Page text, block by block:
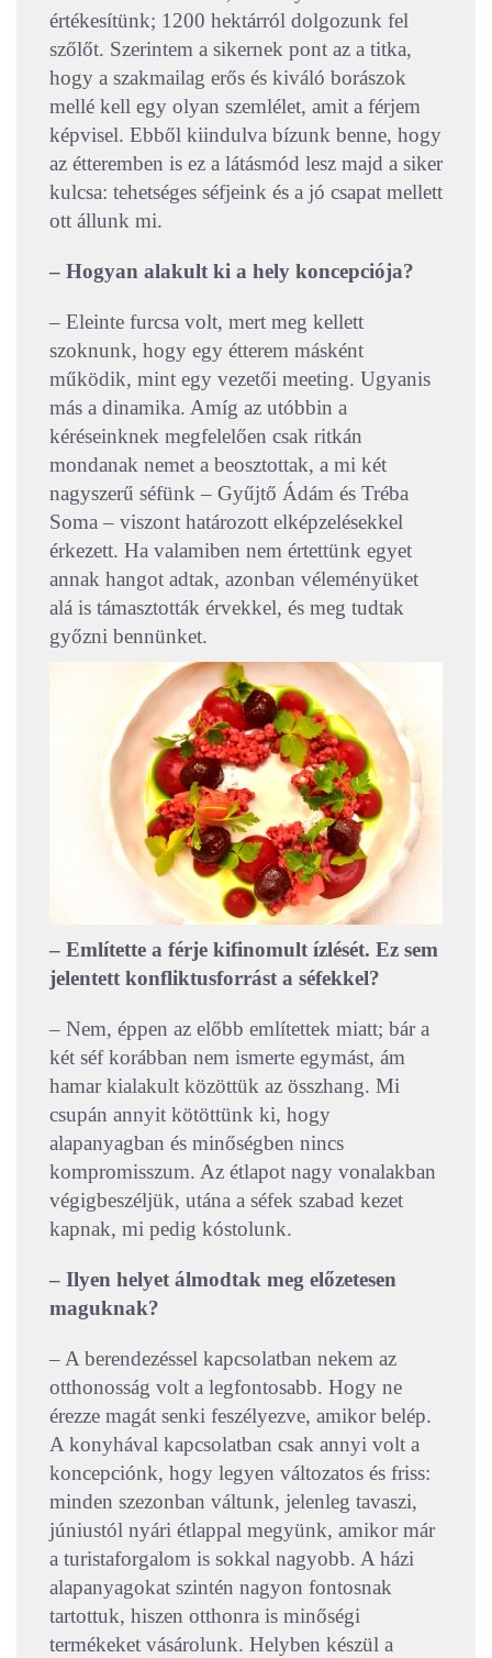
értékesítünk; 1200 hektárról dolgozunk fel
szőlőt. Szerintem a sikernek pont az a titka,
hogy a szakmailag erős és kiváló borászok
mellé kell egy olyan szemlélet, amit a férjem
képvisel. Ebből kiindulva bízunk benne, hogy
az étteremben is ez a látásmód lesz majd a siker
kulcsa: tehetséges séfjeink és a jó csapat mellett
ott állunk mi.
– Hogyan alakult ki a hely koncepciója?
– Eleinte furcsa volt, mert meg kellett
szoknunk, hogy egy étterem másként
működik, mint egy vezetői meeting. Ugyanis
más a dinamika. Amíg az utóbbin a
kéréseinknek megfelelően csak ritkán
mondanak nemet a beosztottak, a mi két
nagyszerű séfünk – Gyűjtő Ádám és Tréba
Soma – viszont határozott elképzelésekkel
érkezett. Ha valamiben nem értettünk egyet
annak hangot adtak, azonban véleményüket
alá is támasztották érvekkel, és meg tudtak
győzni bennünket.
– Említette a férje kifinomult ízlését. Ez sem
jelentett konfliktusforrást a séfekkel?
– Nem, éppen az előbb említettek miatt; bár a
két séf korábban nem ismerte egymást, ám
hamar kialakult közöttük az összhang. Mi
csupán annyit kötöttünk ki, hogy
alapanyagban és minőségben nincs
kompromisszum. Az étlapot nagy vonalakban
végigbeszéljük, utána a séfek szabad kezet
kapnak, mi pedig kóstolunk.
– Ilyen helyet álmodtak meg előzetesen
maguknak?
– A berendezéssel kapcsolatban nekem az
otthonosság volt a legfontosabb. Hogy ne
érezze magát senki feszélyezve, amikor belép.
A konyhával kapcsolatban csak annyi volt a
koncepciónk, hogy legyen változatos és friss:
minden szezonban váltunk, jelenleg tavaszi,
júniustól nyári étlappal megyünk, amikor már
a turistaforgalom is sokkal nagyobb. A házi
alapanyagokat szintén nagyon fontosnak
tartottuk, hiszen otthonra is minőségi
termékeket vásárolunk. Helyben készül a